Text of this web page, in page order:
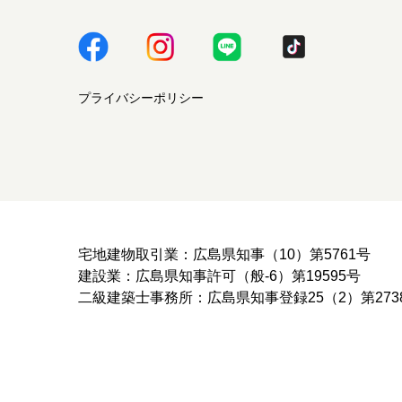
プライバシーポリシー
宅地建物取引業：広島県知事（10）第5761号
建設業：広島県知事許可（般-6）第19595号
二級建築士事務所：広島県知事登録25（2）第